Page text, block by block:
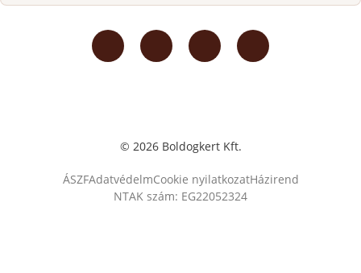
© 2026 Boldogkert Kft.
ÁSZFAdatvédelmCookie nyilatkozatHázirend
NTAK szám: EG22052324